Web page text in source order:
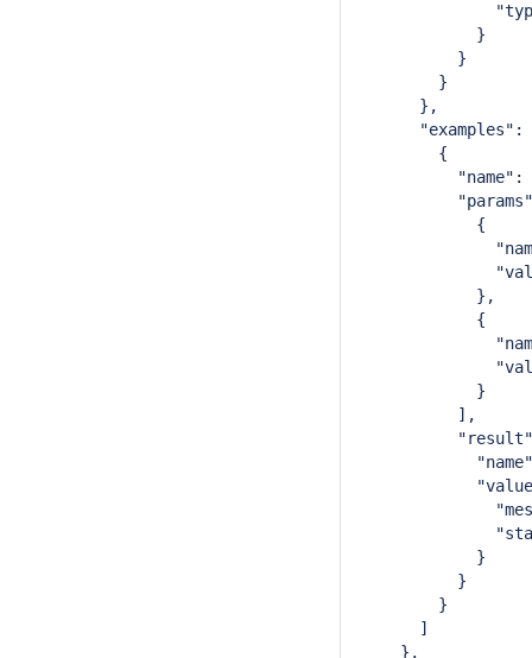
"type":
}
}
}
},
"examples":
{
"name":
{
"name":
},
{
"name":
"value":
}
],
"name":
"message":
}
}
}
]
},